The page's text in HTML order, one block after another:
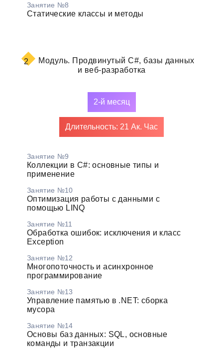
Занятие №8
Статические классы и методы
2 Модуль. Продвинутый C#, базы данных
и веб-разработка
2-й месяц
Длительность: 21 Ак. Час
Занятие №9
Коллекции в C#: основные типы и
применение
Занятие №10
Оптимизация работы с данными с
помощью LINQ
Занятие №11
Обработка ошибок: исключения и класс
Exception
Занятие №12
Многопоточность и асинхронное
программирование
Занятие №13
Управление памятью в .NET: сборка
мусора
Занятие №14
Основы баз данных: SQL, основные
команды и транзакции